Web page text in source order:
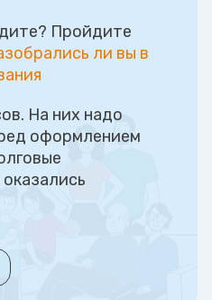
Пройдите
ли вы в
На них надо
оформлением